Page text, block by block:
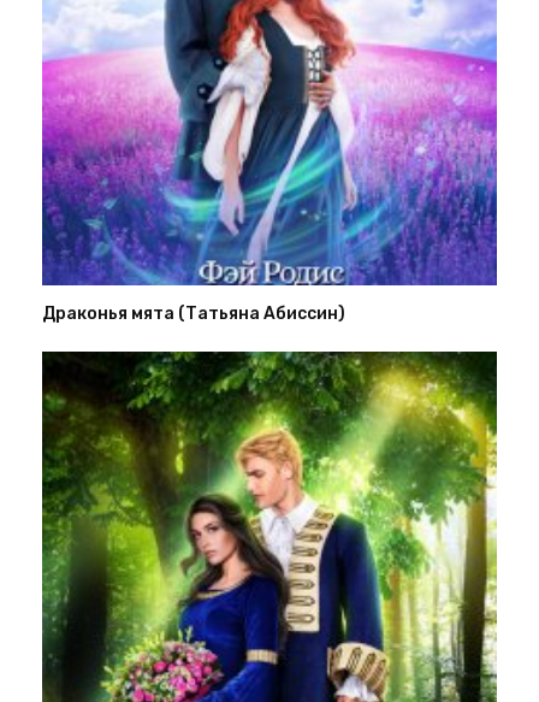
Драконья мята (Татьяна Абиссин)